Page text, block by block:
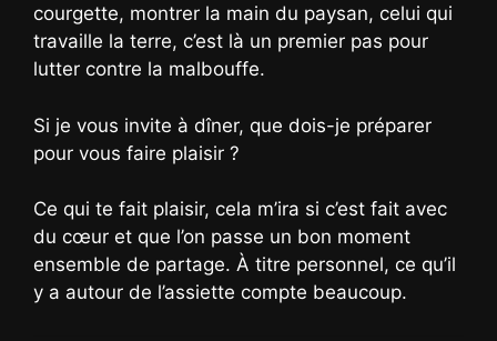
courgette, montrer la main du paysan, celui qui
travaille la terre, c’est là un premier pas pour
lutter contre la malbouffe.
Si je vous invite à dîner, que dois-je préparer
pour vous faire plaisir ?
Ce qui te fait plaisir, cela m’ira si c’est fait avec
du cœur et que l’on passe un bon moment
ensemble de partage. À titre personnel, ce qu’il
y a autour de l’assiette compte beaucoup.